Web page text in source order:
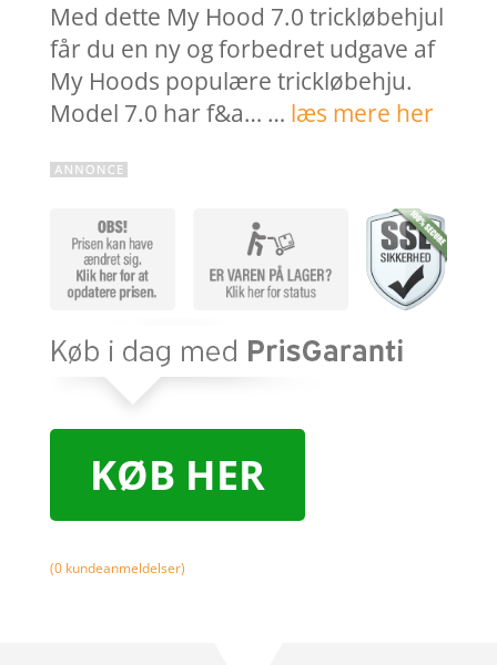
Med dette My Hood 7.0 trickløbehjul
får du en ny og forbedret udgave af
My Hoods populære trickløbehju.
Model 7.0 har f&a… … læs mere her
KØB HER
(0kundeanmeldelser)